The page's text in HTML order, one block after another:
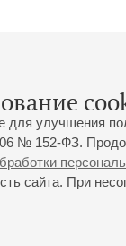
улучшения
№ 152-ФЗ.
сайта. При